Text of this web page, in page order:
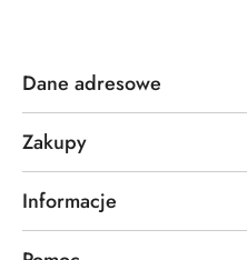
Dane adresowe
Zakupy
Informacje